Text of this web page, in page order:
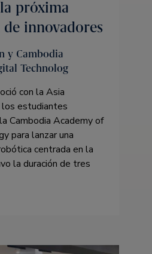
próxima
innovadores
y Cambodia
Technolog
con la Asia
los estudiantes
Cambodia Academy of
para lanzar una
centrada en la
la duración de tres